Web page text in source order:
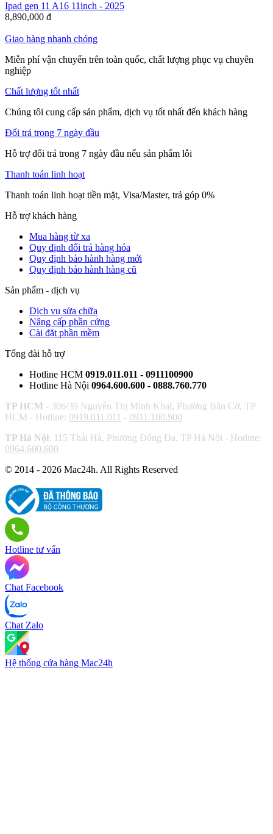
Ipad gen 11 A16 11inch - 2025
8,890,000 đ
Giao hàng nhanh chóng
Miễn phí vận chuyển trên toàn quốc, chất lượng phục vụ chuyên
nghiệp
Chất lượng tốt nhất
Chúng tôi cung cấp sản phẩm, dịch vụ tốt nhất đến khách hàng
Đổi trả trong 7 ngày đầu
Hỗ trợ đổi trả trong 7 ngày đầu nếu sản phẩm lỗi
Thanh toán linh hoạt
Thanh toán linh hoạt tiền mặt, Visa/Master, trả góp 0%
Hỗ trợ khách hàng
Mua hàng từ xa
Quy định đổi trả hàng hóa
Quy định bảo hành hàng mới
Quy định bảo hành hàng cũ
Sản phẩm - dịch vụ
Dịch vụ sửa chữa
Nâng cấp phần cứng
Cài đặt phần mềm
Tổng đài hỗ trợ
Hotline HCM 0919.011.011 - 0911100900
Hotline Hà Nội 0964.600.600 - 0888.760.770
TP HCM - 306/39 Nguyễn Thị Minh Khai, Phường Bàn Cờ, TP
HCM - Hotline: 0919.011.011 - 0911.100.900
TP Hà Nội: 115 Thái Hà, Phường Đống Đa, TP Hà Nội - Hotline:
0964.600.600
© 2014 - 2026 Mac24h. All Rights Reserved
Hotline tư vấn
Chat Facebook
Chat Zalo
Hệ thống cửa hàng Mac24h